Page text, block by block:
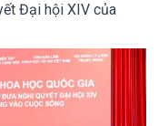
Đại hội XIV của